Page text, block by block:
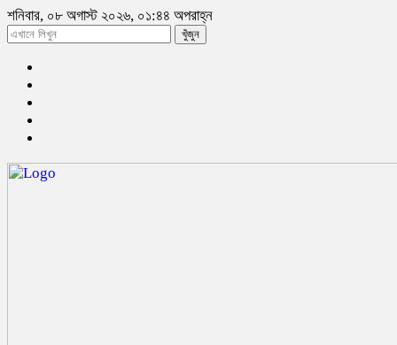
শনিবার, ০৮ অগাস্ট ২০২৬, ০১:৪৪ অপরাহ্ন
খুঁজুন